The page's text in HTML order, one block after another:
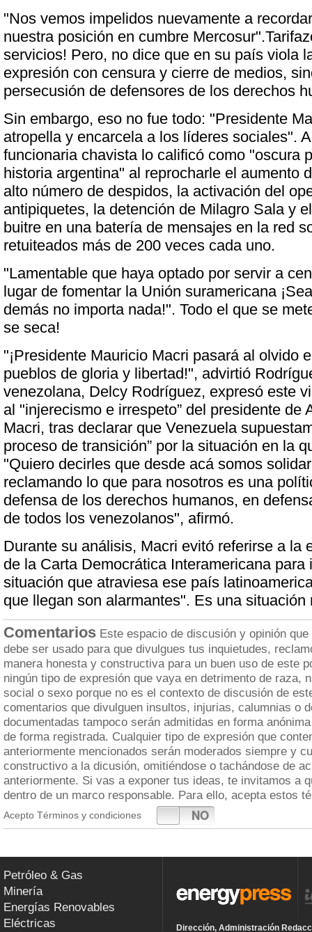
"Nos vemos impelidos nuevamente a
nuestra posición en cumbre
servicios! Pero, no dice que en su país viola
expresión con censura y cierre de medios,
persecusión de defensores de los derechos
Sin embargo, eso no fue todo: "Presidente
atropella y encarcela a los líderes sociales".
funcionaria chavista lo calificó como "oscura
historia argentina" al reprocharle el aumento
alto número de despidos, la activación del
antipiquetes, la detención de Milagro Sala y
buitre en una batería de mensajes en la red
retuiteados más de 200 veces cada uno.
"Lamentable que haya optado por servir a
lugar de fomentar la Unión suramericana
demás no importa nada!". Todo el que se
se seca!
"¡Presidente Mauricio Macri pasará al olvido
pueblos de gloria y libertad!", advirtió
venezolana, Delcy Rodríguez, expresó este
al "injerecismo e irrespeto” del presidente de
Macri, tras declarar que Venezuela
proceso de transición” por la situación en la
"Quiero decirles que desde acá somos
reclamando lo que para nosotros es una
defensa de los derechos humanos, en
de todos los venezolanos", afirmó.
Durante su análisis, Macri evitó referirse a la
de la Carta Democrática Interamericana para
situación que atraviesa ese país
que llegan son alarmantes". Es una situación
Comentarios Este espacio de discusión y opinión
debe ser usado para que divulgues tus inquietudes,
manera honesta y constructiva para un buen uso de este
ningún tipo de expresión que vaya en detrimento de raza,
social o sexo porque no es el contexto de discusión de
comentarios que divulguen insultos, injurias, calumnias o
documentadas tampoco serán admitidas en forma
de forma registrada. Cualquier tipo de expresión que
anteriormente mencionados serán moderados siempre y
constructivo a la dicusión, omitiéndose o tachándose de
anteriormente. Si vas a exponer tus ideas, te invitamos a
dentro de un marco responsable. Para ello, acepta estos
Acepto Términos y condiciones NO
SI
Petróleo & Gas
Minería
Energías Renovables
Eléctricas
Dirección, Administración